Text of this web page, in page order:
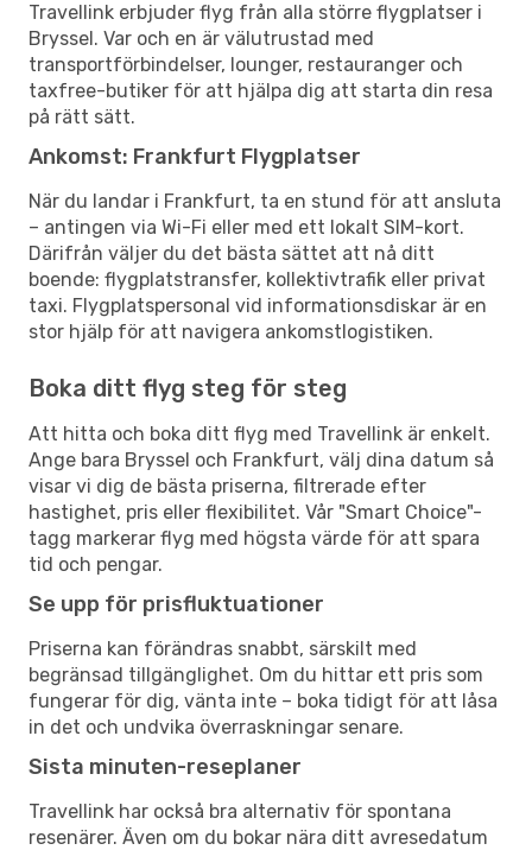
Travellink erbjuder flyg från alla större flygplatser i
Bryssel. Var och en är välutrustad med
transportförbindelser, lounger, restauranger och
taxfree-butiker för att hjälpa dig att starta din resa
på rätt sätt.
Ankomst: Frankfurt Flygplatser
När du landar i Frankfurt, ta en stund för att ansluta
– antingen via Wi-Fi eller med ett lokalt SIM-kort.
Därifrån väljer du det bästa sättet att nå ditt
boende: flygplatstransfer, kollektivtrafik eller privat
taxi. Flygplatspersonal vid informationsdiskar är en
stor hjälp för att navigera ankomstlogistiken.
Boka ditt flyg steg för steg
Att hitta och boka ditt flyg med Travellink är enkelt.
Ange bara Bryssel och Frankfurt, välj dina datum så
visar vi dig de bästa priserna, filtrerade efter
hastighet, pris eller flexibilitet. Vår "Smart Choice"-
tagg markerar flyg med högsta värde för att spara
tid och pengar.
Se upp för prisfluktuationer
Priserna kan förändras snabbt, särskilt med
begränsad tillgänglighet. Om du hittar ett pris som
fungerar för dig, vänta inte – boka tidigt för att låsa
in det och undvika överraskningar senare.
Sista minuten-reseplaner
Travellink har också bra alternativ för spontana
resenärer. Även om du bokar nära ditt avresedatum